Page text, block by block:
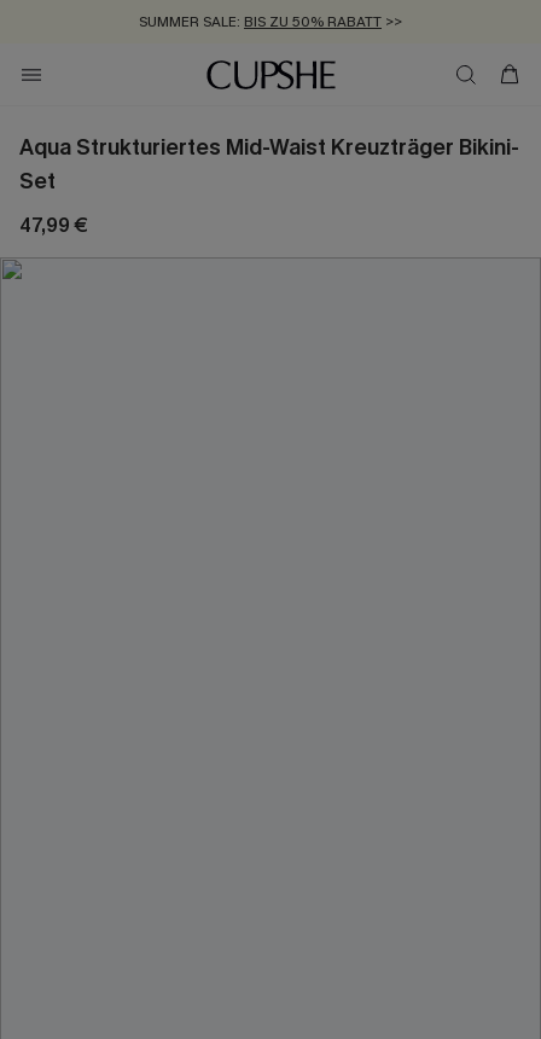
SUMMER SALE: BIS ZU 50% RABATT >>
ZUM NEWSLETTER:BIS ZU -20% EXTRA ERHALTEN
KOSTENLOSER VERSAND AB 89 €
Aqua Strukturiertes Mid-Waist Kreuzträger Bikini-
Set
47,99 €